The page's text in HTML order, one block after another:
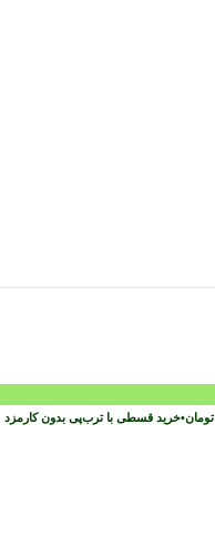
تومان•خرید قسطی با ترب‌پی بدون کارمزد